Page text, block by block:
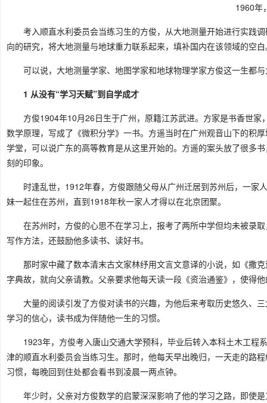
1960年
考入顺直水利委员会当练习生的方俊，从大地测量开始进行实践
向的研究，将大地测量与地球重力联系起来，填补国内在该领域的空
可以说，大地测量学家、地图学家和地球物理学家方俊这一生都
1 从没有“学习天赋”到自学成才
方俊1904年10月26日生于广州，原籍江苏武进。方家是书香世
数学原理，写成了《微积分学》一书。方遥当时在广州观音山下的积
学堂，可以说广东的高等教育是从这里开始的。方遥的案头放了很多
刻的印象。
时逢乱世，1912年春，方俊跟随父母从广州迁居到苏州后，一家
妹一起住在苏州，直到1918年秋一家人才得以在北京团聚。
在苏州时，方俊的心思不在学习上，报考了两所中学但均未被录
写作方法，还鼓励他多读书、读好书。
那时家中藏了数本清末古文家林纾用文言文意译的小说，如《撒
字典故，就向父亲请教。父亲要求他每天读一段《资治通鉴》，使得
大量的阅读引发了方俊对读书的兴趣，为他后来考取历史悠久、
学习的信心，读书成为伴随他一生的习惯。
1923年，方俊考入唐山交通大学预科，毕业后转入本科土木工
津的顺直水利委员会当练习生。那时，他每天早出晚归，一天走的路
习惯，每晚回到住处都会看书到凌晨一两点钟。
年少时，父亲对方俊数学的启蒙深深影响了他的学习之路，即使